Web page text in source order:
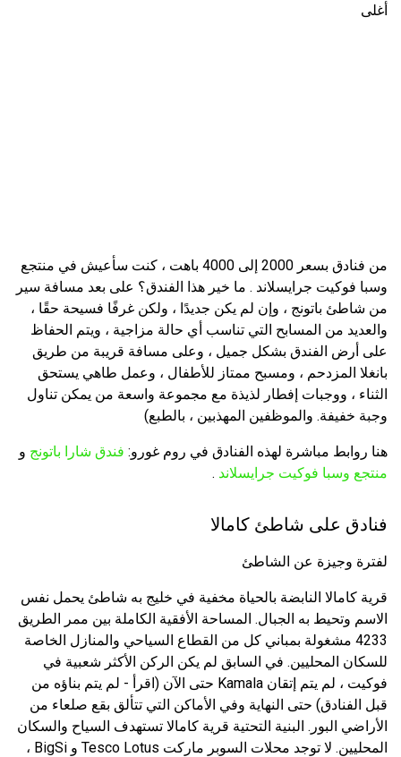
أغلى
من فنادق بسعر 2000 إلى 4000 باهت ، كنت سأعيش في منتجع
وسبا فوكيت جرايسلاند . ما خير هذا الفندق؟ على بعد مسافة سير
من شاطئ باتونج ، وإن لم يكن جديدًا ، ولكن غرفًا فسيحة حقًا ،
والعديد من المسابح التي تناسب أي حالة مزاجية ، ويتم الحفاظ
على أرض الفندق بشكل جميل ، وعلى مسافة قريبة من طريق
بانغلا المزدحم ، ومسبح ممتاز للأطفال ، وعمل طاهي يستحق
الثناء ، ووجبات إفطار لذيذة مع مجموعة واسعة من يمكن تناول
وجبة خفيفة. والموظفين المهذبين ، بالطبع)
هنا روابط مباشرة لهذه الفنادق في روم غورو: فندق شارا باتونج و
منتجع وسبا فوكيت جرايسلاند .
فنادق على شاطئ كامالا
لفترة وجيزة عن الشاطئ
قرية كامالا النابضة بالحياة مخفية في خليج به شاطئ يحمل نفس
الاسم وتحيط به الجبال. المساحة الأفقية الكاملة بين ممر الطريق
4233 مشغولة بمباني كل من القطاع السياحي والمنازل الخاصة
للسكان المحليين. في السابق لم يكن الركن الأكثر شعبية في
فوكيت ، لم يتم إتقان Kamala حتى الآن (اقرأ - لم يتم بناؤه من
قبل الفنادق) حتى النهاية وفي الأماكن التي تتألق بقع صلعاء من
الأراضي البور. البنية التحتية قرية كامالا تستهدف السياح والسكان
المحليين. لا توجد محلات السوبر ماركت Tesco Lotus و BigSi ،